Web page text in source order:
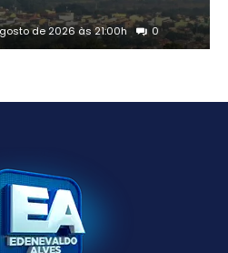
de 2026 às 21:00h 0